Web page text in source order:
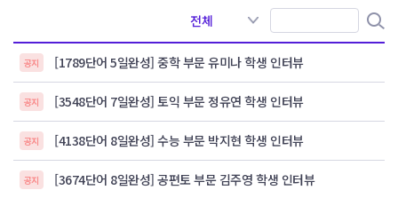
공지 [1789단어 5일완성] 중학 부문 유미나 학생 인터뷰
공지 [3548단어 7일완성] 토익 부문 정유연 학생 인터뷰
공지 [4138단어 8일완성] 수능 부문 박지현 학생 인터뷰
공지 [3674단어 8일완성] 공편토 부문 김주영 학생 인터뷰